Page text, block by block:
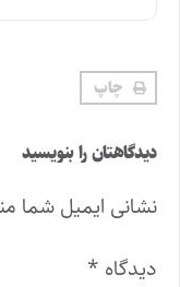
چاپ
دیدگاهتان را بنویسید
نشانی ایمیل شما
دیدگاه *